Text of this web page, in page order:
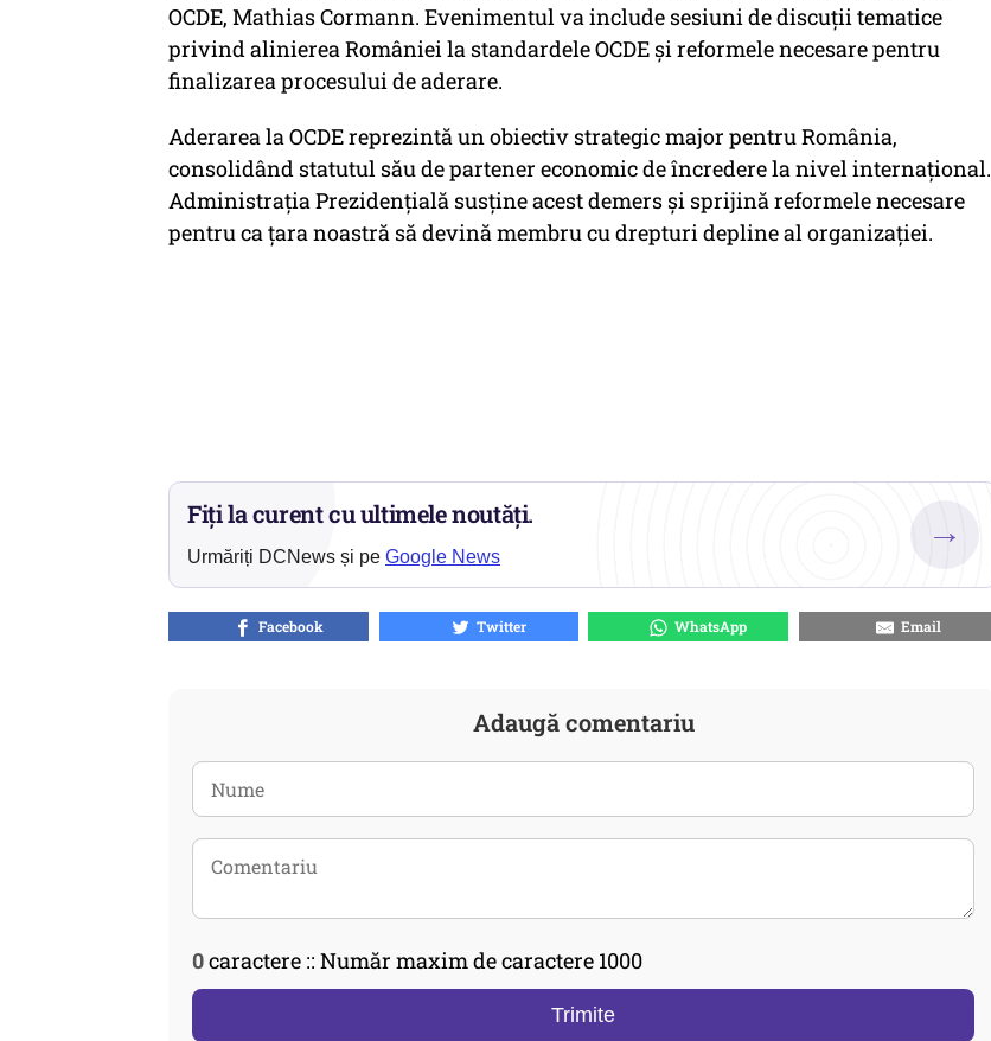
OCDE, Mathias Cormann. Evenimentul va include sesiuni de discuții tematice
privind alinierea României la standardele OCDE și reformele necesare pentru
finalizarea procesului de aderare.
Aderarea la OCDE reprezintă un obiectiv strategic major pentru România,
consolidând statutul său de partener economic de încredere la nivel internațional.
Administrația Prezidențială susține acest demers și sprijină reformele necesare
pentru ca țara noastră să devină membru cu drepturi depline al organizației.
Fiți la curent cu ultimele noutăți.
Urmăriți DCNews și pe Google News
→
Facebook Twitter WhatsApp Email
Adaugă comentariu
0caractere :: Număr maxim de caractere 1000
Trimite